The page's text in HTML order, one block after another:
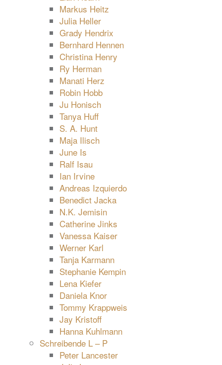
Markus Heitz
Julia Heller
Grady Hendrix
Bernhard Hennen
Christina Henry
Ry Herman
Manati Herz
Robin Hobb
Ju Honisch
Tanya Huff
S. A. Hunt
Maja Ilisch
June Is
Ralf Isau
Ian Irvine
Andreas Izquierdo
Benedict Jacka
N.K. Jemisin
Catherine Jinks
Vanessa Kaiser
Werner Karl
Tanja Karmann
Stephanie Kempin
Lena Kiefer
Daniela Knor
Tommy Krappweis
Jay Kristoff
Hanna Kuhlmann
Schreibende L – P
Peter Lancester